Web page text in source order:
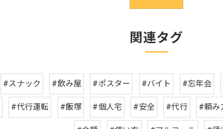
関連タグ
#スナック #飲み屋 #ポスター #バイト #忘年会
#代行運転 #飯塚 #個人宅 #安全 #代行 #頼み